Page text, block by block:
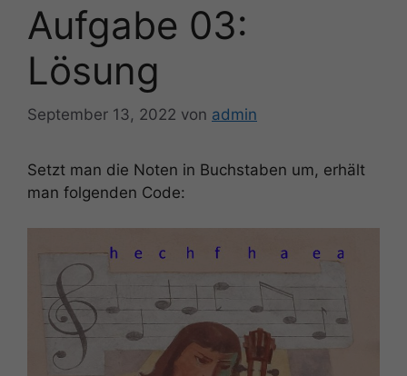
Aufgabe 03:
Lösung
September 13, 2022 von admin
Setzt man die Noten in Buchstaben um, erhält
man folgenden Code: